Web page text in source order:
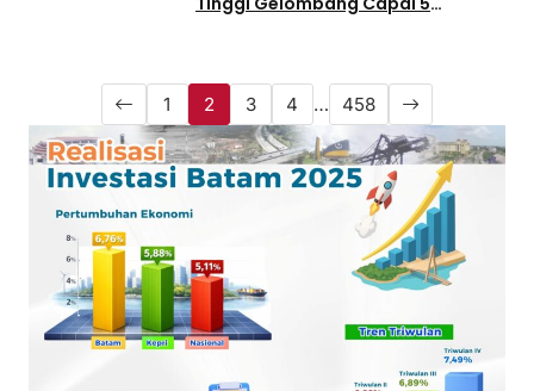
1 2 3 4 … 458